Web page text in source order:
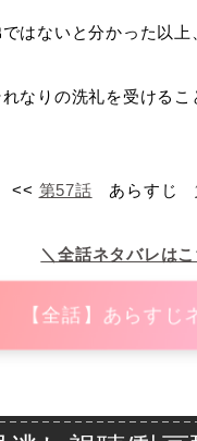
はないと分かった以
なりの洗礼を受ける
<< 第57話 あらすじ
＼全話ネタバレは
【全話】あらすじ